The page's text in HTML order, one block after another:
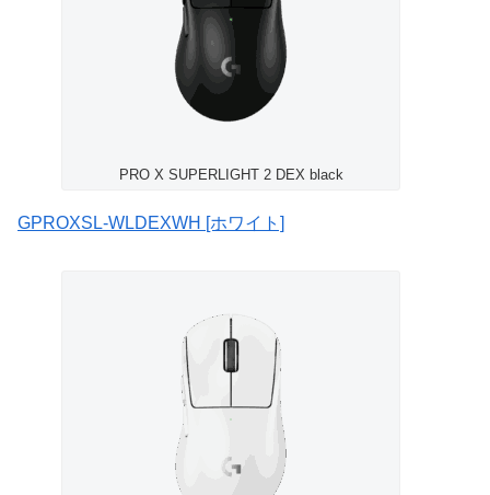
PRO X SUPERLIGHT 2 DEX black
GPROXSL-WLDEXWH [ホワイト]